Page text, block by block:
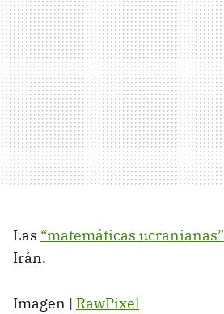
Las “matemáticas ucranianas”
Irán.
Imagen | RawPixel